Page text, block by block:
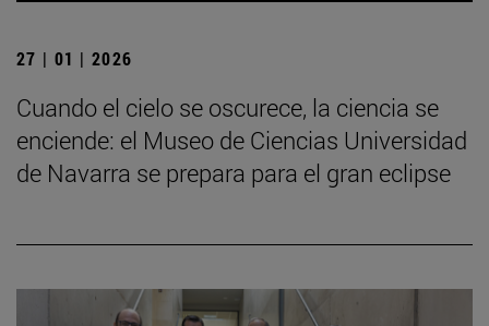
27 | 01 | 2026
Cuando el cielo se oscurece, la ciencia se
enciende: el Museo de Ciencias Universidad
de Navarra se prepara para el gran eclipse